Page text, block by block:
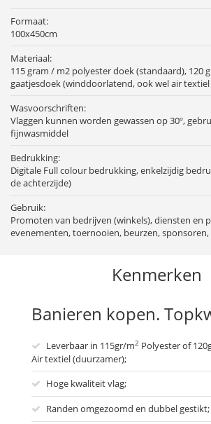
Formaat:
100x450cm
Materiaal:
115 gram / m2 polyester doek (standaard), 120
gaatjesdoek (winddoorlatend, ook wel air
Wasvoorschriften:
Vlaggen kunnen worden gewassen op 30º,
fijnwasmiddel
Bedrukking:
Digitale Full colour bedrukking, enkelzijdig
de achterzijde)
Gebruik:
Promoten van bedrijven (winkels), diensten en
evenementen, toernooien, beurzen, sponsoren,
Kenmerken
Banieren kopen.
Leverbaar in 115gr/m2 Polyester of
Air textiel (duurzamer);
Hoge kwaliteit vlag;
Randen omgezoomd en dubbel gestikt;